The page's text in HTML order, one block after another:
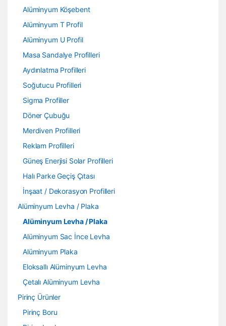
Alüminyum Köşebent
Alüminyum T Profil
Alüminyum U Profil
Masa Sandalye Profilleri
Aydınlatma Profilleri
Soğutucu Profilleri
Sigma Profiller
Döner Çubuğu
Merdiven Profilleri
Reklam Profilleri
Güneş Enerjisi Solar Profilleri
Halı Parke Geçiş Çıtası
İnşaat / Dekorasyon Profilleri
Alüminyum Levha / Plaka
Alüminyum Levha / Plaka
Alüminyum Sac İnce Levha
Alüminyum Plaka
Eloksallı Alüminyum Levha
Çetalı Alüminyum Levha
Pirinç Ürünler
Pirinç Boru